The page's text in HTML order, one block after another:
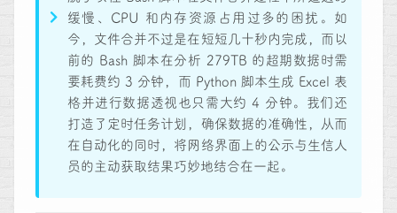
缓慢、CPU 和内存资源占用过多的困扰。如
今，文件合并不过是在短短几十秒内完成，而以
前的 Bash 脚本在分析 279TB 的超期数据时需
要耗费约 3 分钟，而 Python 脚本生成 Excel 表
格并进行数据透视也只需大约 4 分钟。我们还
打造了定时任务计划，确保数据的准确性，从而
在自动化的同时，将网络界面上的公示与生信人
员的主动获取结果巧妙地结合在一起。